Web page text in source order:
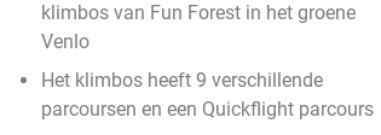
klimbos van Fun Forest in het groene
Venlo
Het klimbos heeft 9 verschillende
parcoursen en een Quickflight parcours